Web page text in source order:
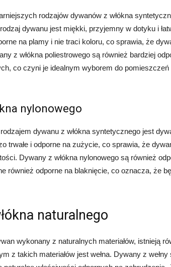
rodzajów dywanów z włókna
dywanu jest miękki, przyjemny w dotyku i
na plamy i nie traci koloru, co sprawia, że
z włókna poliestrowego są również bardziej
co czyni je idealnym wyborem do
nylonowego
dywanu z włókna syntetycznego jest
trwałe i odporne na zużycie, co sprawia, że
Dywany z włókna nylonowego są również
również odporne na blaknięcie, co oznacza, że
naturalnego
wykonany z naturalnych materiałów, istnieją
z takich materiałów jest wełna. Dywany z